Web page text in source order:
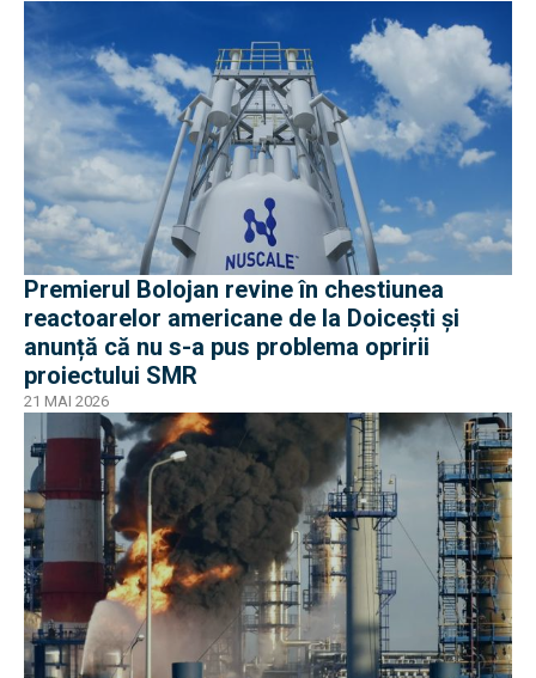
Premierul Bolojan revine în chestiunea
reactoarelor americane de la Doicești și
anunță că nu s-a pus problema opririi
proiectului SMR
21 MAI 2026